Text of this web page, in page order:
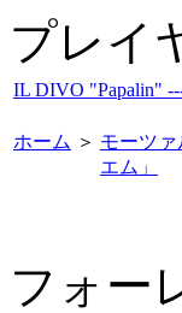
プレイ
IL DIVO "Papalin"
ホーム ＞ モーツ
エム」
フォー